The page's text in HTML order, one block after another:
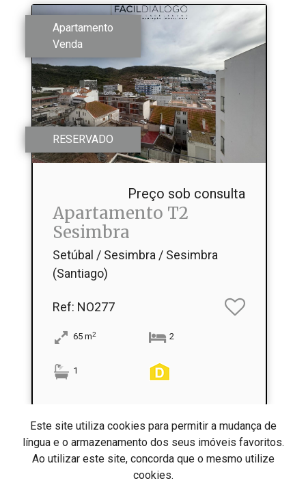
Este site utiliza cookies para permitir a mudança de
língua e o armazenamento dos seus imóveis favoritos.
Ao utilizar este site, concorda que o mesmo utilize
cookies.
Apartamento
Venda
RESERVADO
Preço sob consulta
Apartamento T2
Sesimbra
Setúbal / Sesimbra / Sesimbra
(Santiago)
Ref: NO277
65m2 2
1
Fácil Diálogo